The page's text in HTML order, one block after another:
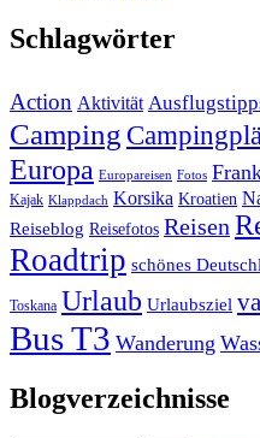
Schlagwörter
Action Aktivität
Camping
Europa Europareisen Fotos
Kajak Klappdach Korsika Kroatien
Reiseblog Reisefotos Reisen
Roadtrip schönes
Toskana Urlaub Urlaubsziel
Bus T3 Wanderung
Blogverzeichnisse